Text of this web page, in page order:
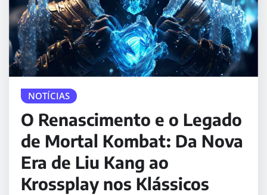
NOTÍCIAS
O Renascimento e o Legado
de Mortal Kombat: Da Nova
Era de Liu Kang ao
Krossplay nos Klássicos